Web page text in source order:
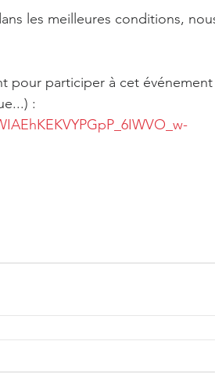
les meilleures conditions,
pour participer à cet
: